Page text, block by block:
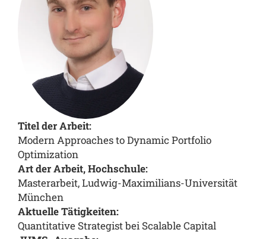
Titel der Arbeit:
Modern Approaches to Dynamic Portfolio
Optimization
Art der Arbeit, Hochschule:
Masterarbeit, Ludwig-Maximilians-Universität
München
Aktuelle Tätigkeiten:
Quantitative Strategist bei Scalable Capital